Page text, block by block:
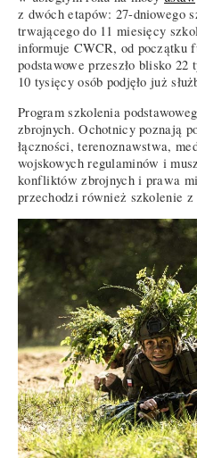
z dwóch etapów: 27-dniowego
trwającego do 11 miesięcy
informuje CWCR, od początku
podstawowe przeszło blisko
10 tysięcy osób podjęło już
Program szkolenia
zbrojnych. Ochotnicy poznają
łączności, terenoznawstwa,
wojskowych regulaminów i
konfliktów zbrojnych i prawa
przechodzi również szkolenie z